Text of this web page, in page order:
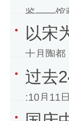
鉴——馆
开启了
以宋
十月陶
砖行业轻
过去
:10月11
元，刷新